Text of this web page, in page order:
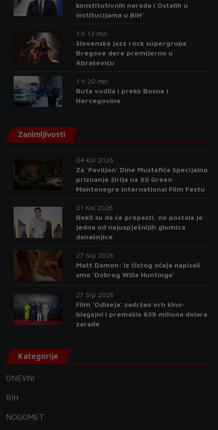
konstitutivnih naroda i Ostalih u
institucijama u BiH'
1 h 13 min
Slovenska jazz rock supergrupa
Bregove dere premijerno u
Abraševiću
1 h 20 min
Ruta vodila i preko Bosne i
Hercegovine
Zanimljivosti
04 Kol 2026
Za 'Paviljon' Dine Mustafića Specijalno
priznanje žirija na XII Green
Montenegro International Film Festu
01 Kol 2026
Rekli su da će propasti, no postala je
jedna od najuspješnijih glumica
današnjice
27 Srp 2026
Matt Damon: Iz čistog očaja napisali
smo 'Dobrog Willa Huntinga'
27 Srp 2026
Film 'Odiseja' zadržao vrh kino-
blagajni i premašio 639 miliona dolara
zarade
Kategorije
DNEVNI
BIH
NOGOMET